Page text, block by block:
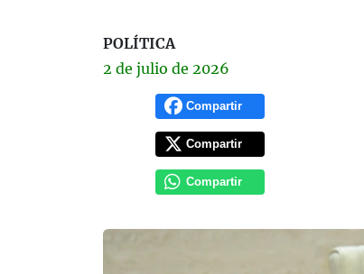
POLÍTICA
2 de julio de 2026
Compartir
Compartir
Compartir